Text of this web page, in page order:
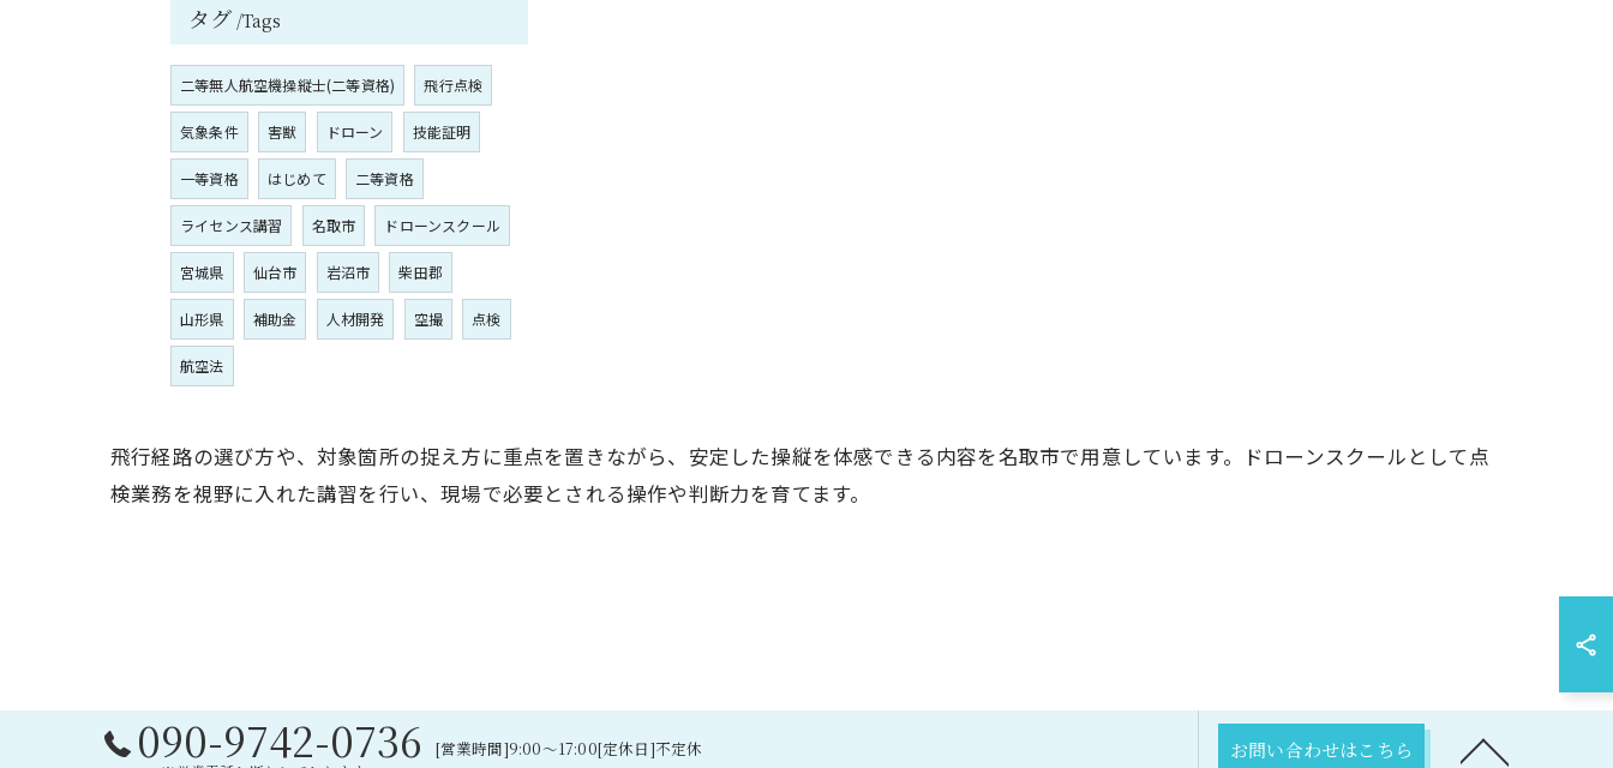
タグ Tags
二等無人航空機操縦士(二等資格) 飛行点検
気象条件 害獣 ドローン 技能証明
一等資格 はじめて 二等資格
ライセンス講習 名取市 ドローンスクール
宮城県 仙台市 岩沼市 柴田郡
山形県 補助金 人材開発 空撮 点検
航空法
飛行経路の選び方や、対象箇所の捉え方に重点を置きながら、安定した操縦を体感できる内容を名取市で用意しています。ドローンスクールとして点
検業務を視野に入れた講習を行い、現場で必要とされる操作や判断力を育てます。
090-9742-0736 [営業時間]9:00～17:00[定休日]不定休 お問い合わせはこちら